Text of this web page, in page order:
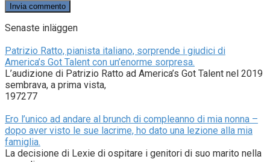
Senaste inläggen
Patrizio Ratto, pianista italiano, sorprende i giudici di
America’s Got Talent con un’enorme sorpresa.
L’audizione di Patrizio Ratto ad America’s Got Talent nel 2019
sembrava, a prima vista,
197277
Ero l’unico ad andare al brunch di compleanno di mia nonna –
dopo aver visto le sue lacrime, ho dato una lezione alla mia
famiglia.
La decisione di Lexie di ospitare i genitori di suo marito nella